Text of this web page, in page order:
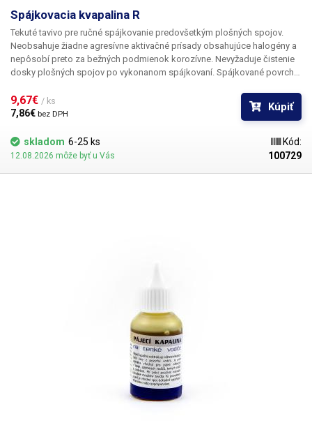
Spájkovacia kvapalina R
Tekuté tavivo pre ručné spájkovanie predovšetkým plošných spojov.
Neobsahuje žiadne agresívne aktivačné prísady obsahujúce halogény a
nepôsobí preto za bežných podmienok korozívne. Nevyžaduje čistenie
dosky plošných spojov po vykonanom spájkovaní. Spájkované povrchy
9,67€ / ks
7,86€ bez DPH
Kúpiť
skladom 6-25 ks
12.08.2026 môže byť u Vás
Kód:
100729